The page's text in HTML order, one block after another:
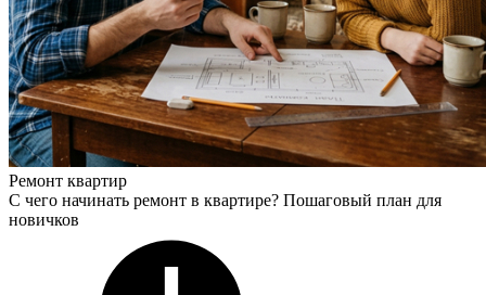
Ремонт квартир
С чего начинать ремонт в квартире? Пошаговый план для
новичков